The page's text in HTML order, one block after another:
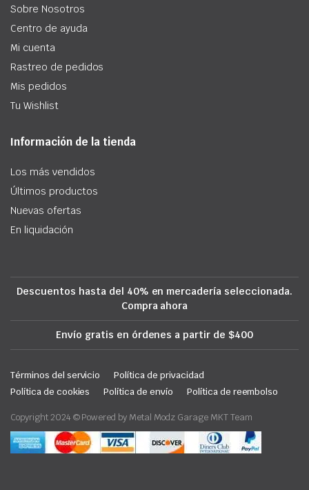
Sobre Nosotros
Centro de ayuda
Mi cuenta
Rastreo de pedidos
Mis pedidos
Tu Wishlist
Información de la tienda
Los más vendidos
Últimos productos
Nuevas ofertas
En liquidación
Descuentos hasta del 40% en mercadería seleccionada.
Compra ahora
Envío gratis en órdenes a partir de $400
Términos del servicio
Política de privacidad
Política de cookies
Política de envío Política de reembolso
Copyright 2024 © Powered by Metal Modz Garage MKT Team